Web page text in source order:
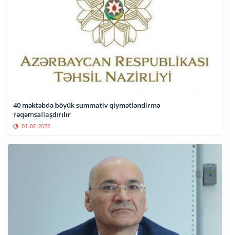
40 məktəbdə böyük summativ qiymətləndirmə
rəqəmsallaşdırılır
01-02-2022